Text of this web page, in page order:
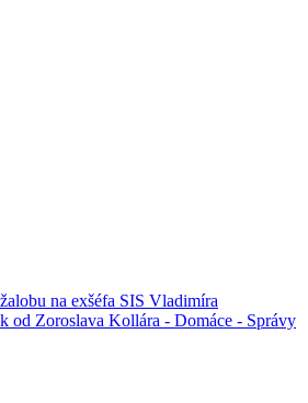
na exšéfa SIS Vladimíra
od Zoroslava Kollára - Domáce - Správy